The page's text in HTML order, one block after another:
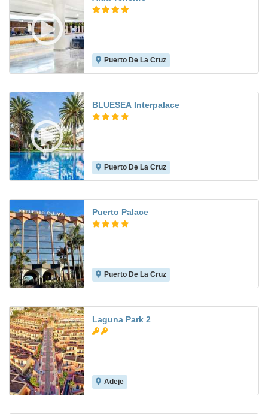
Puerto De La Cruz
BLUESEA Interpalace
Puerto De La Cruz
Puerto Palace
Puerto De La Cruz
Laguna Park 2
Adeje